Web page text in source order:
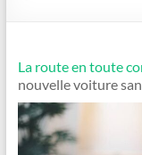
La route en toute
nouvelle voiture